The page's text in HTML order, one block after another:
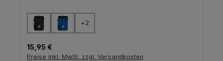
Farbe auswählen
+2
Regulärer Preis:
15,95 €
Preise inkl. MwSt. zzgl. Versandkosten